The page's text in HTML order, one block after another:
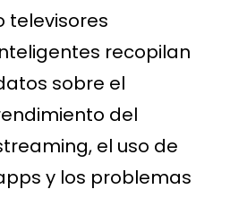
televisores
recopilan
sobre el
del
el uso de
y los problemas